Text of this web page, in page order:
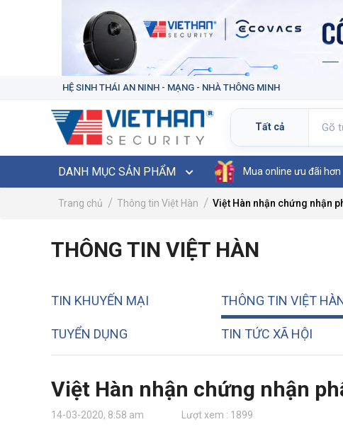
HỆ SINH THÁI AN NINH - MẠNG - NHÀ THÔNG MINH
DANH MỤC SẢN PHẨM Mua online ưu đãi hơn
Trang chủ Thông tin Việt Hàn Việt Hàn nhận chứng nhận
THÔNG TIN VIỆT HÀN
TIN KHUYẾN MẠI THÔNG TIN VIỆT
TUYỂN DỤNG TIN TỨC XÃ HỘI
Việt Hàn nhận chứng nhận
14-03-2020, 8:58 am Lượt xem : 1899